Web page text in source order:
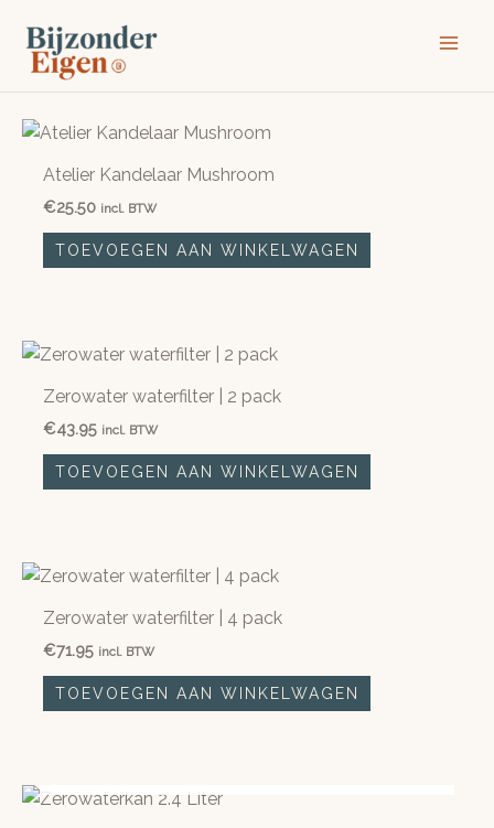
naar
inhoud
Atelier Kandelaar Mushroom
€25.50 incl. BTW
TOEVOEGEN AAN WINKELWAGEN
Zerowater waterfilter | 2 pack
€43.95 incl. BTW
TOEVOEGEN AAN WINKELWAGEN
Zerowater waterfilter | 4 pack
€71.95 incl. BTW
TOEVOEGEN AAN WINKELWAGEN